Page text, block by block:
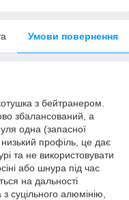
Умови повернення
з бейтранером.
збалансований, а
одна (запасної
профіль, це дає
та не використовувати
або шнура під час
на дальності
суцільного алюмінію,